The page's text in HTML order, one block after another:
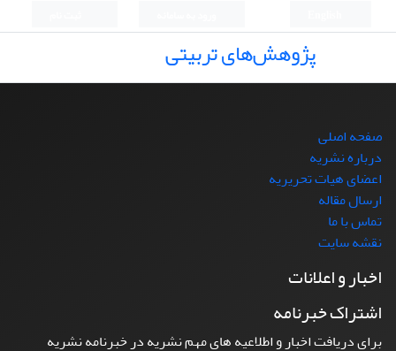
پژوهش‌های تربیتی
صفحه اصلی
درباره نشریه
اعضای هیات تحریریه
ارسال مقاله
تماس با ما
نقشه سایت
اخبار و اعلانات
اشتراک خبرنامه
برای دریافت اخبار و اطلاعیه های مهم نشریه در خبرنامه نشریه